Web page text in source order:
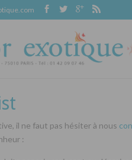
il ne faut pas hésiter à nous
: